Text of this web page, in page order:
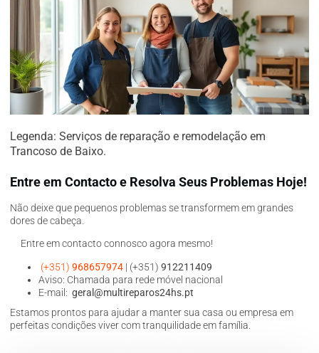
Legenda: Serviços de reparação e remodelação em
Trancoso de Baixo.
Entre em Contacto e Resolva Seus Problemas Hoje!
Não deixe que pequenos problemas se transformem em grandes
dores de cabeça.
Entre em contacto connosco agora mesmo!
(+351) 968657974 | (+351) 912211409
Aviso: Chamada para rede móvel nacional
E-mail: geral@multireparos24hs.pt
Estamos prontos para ajudar a manter sua casa ou empresa em
perfeitas condições viver com tranquilidade em família.